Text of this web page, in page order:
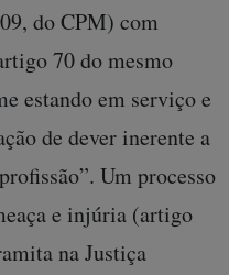
do CPM) com
70 do mesmo
estando em serviço e
de dever inerente a
Um processo
e injúria (artigo
na Justiça